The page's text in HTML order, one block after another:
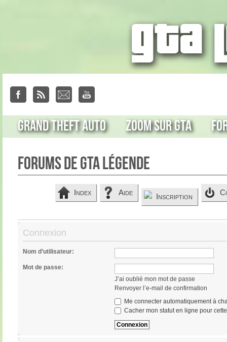
Grand Theft Auto Zoom sur GTA
Forums de GTA Légende
Index Aide Inscription
Connexion
Nom d’utilisateur:
Mot de passe:
J’ai oublié mon mot de passe
Renvoyer l’e-mail de confirmation
Me connecter automatiquement à
Cacher mon statut en ligne pour